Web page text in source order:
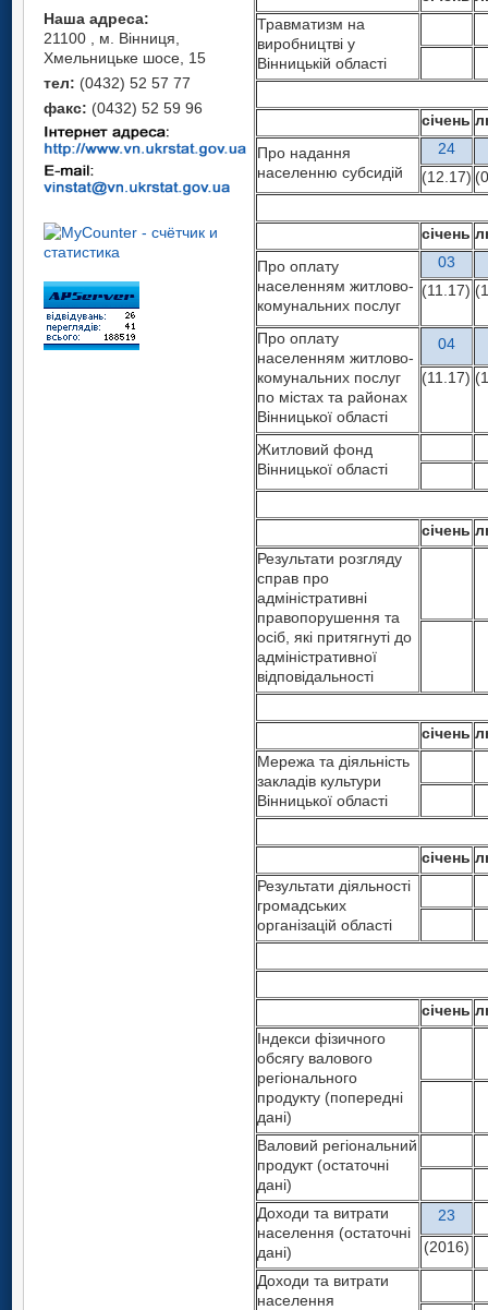
Наша адреса:
21100 , м. Вінниця,
Хмельницьке шосе, 15
тел: (0432) 52 57 77
факс: (0432) 52 59 96
Травматизм на
виробництві у
Вінницькій області
січень
Про надання
населенню субсидій
24
(12.17)
січень
Про оплату
населенням житлово-
комунальних послуг
03
(11.17)
Про оплату
населенням житлово-
комунальних послуг
по містах та районах
Вінницької області
04
(11.17)
Житловий фонд
Вінницької області
січень
Результати розгляду
справ про
адміністративні
правопорушення та
осіб, які притягнуті до
адміністративної
відповідальності
січень
Мережа та діяльність
закладів культури
Вінницької області
січень
Результати діяльності
громадських
організацій області
січень
Індекси фізичного
обсягу валового
регіонального
продукту (попередні
дані)
Валовий регіональний
продукт (остаточні
дані)
Доходи та витрати
населення (остаточні
дані)
23
(2016)
Доходи та витрати
населення